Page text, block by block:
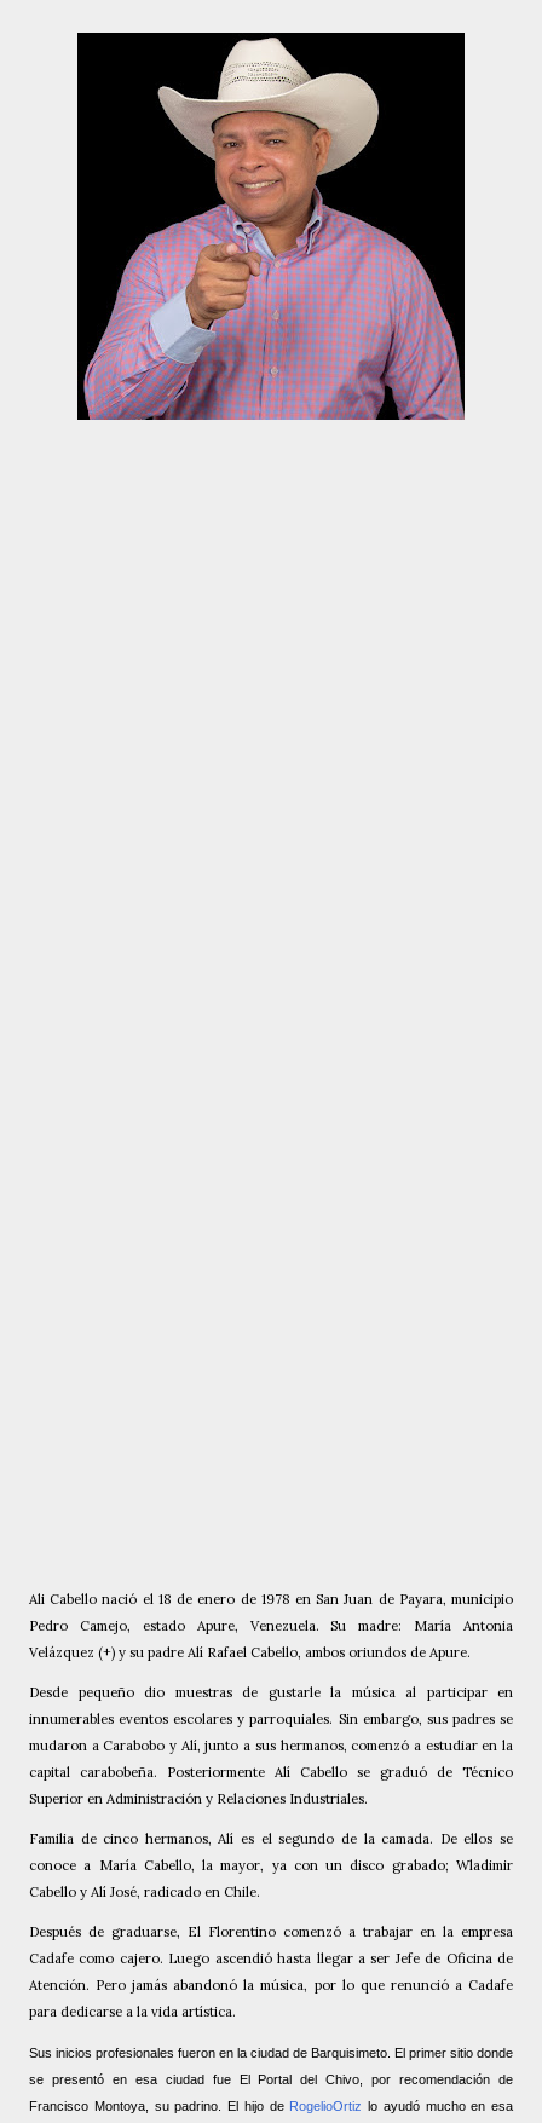
Ali Cabello nació el 18 de enero de 1978 en San Juan de Payara, municipio
Pedro Camejo, estado Apure, Venezuela. Su madre: María Antonia
Velázquez (+) y su padre Alí Rafael Cabello, ambos oriundos de Apure.
Desde pequeño dio muestras de gustarle la música al participar en
innumerables eventos escolares y parroquiales. Sin embargo, sus padres se
mudaron a Carabobo y Alí, junto a sus hermanos, comenzó a estudiar en la
capital carabobeña. Posteriormente Alí Cabello se graduó de Técnico
Superior en Administración y Relaciones Industriales.
Familia de cinco hermanos, Alí es el segundo de la camada. De ellos se
conoce a María Cabello, la mayor, ya con un disco grabado; Wladimir
Cabello y Alí José, radicado en Chile.
Después de graduarse, El Florentino comenzó a trabajar en la empresa
Cadafe como cajero. Luego ascendió hasta llegar a ser Jefe de Oficina de
Atención. Pero jamás abandonó la música, por lo que renunció a Cadafe
para dedicarse a la vida artística.
Sus inicios profesionales fueron en la ciudad de Barquisimeto. El primer sitio donde
se presentó en esa ciudad fue El Portal del Chivo, por recomendación de
Francisco Montoya, su padrino. El hijo de RogelioOrtiz lo ayudó mucho en esa